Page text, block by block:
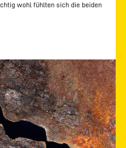
wohl fühlten sich die beiden